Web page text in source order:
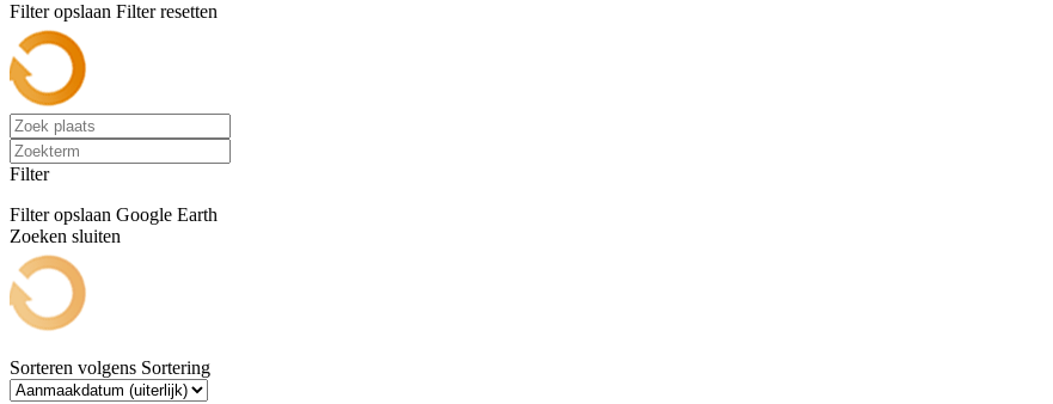
Filter opslaan Filter resetten
Filter
Filter opslaan Google Earth
Zoeken sluiten
Sorteren volgens Sortering